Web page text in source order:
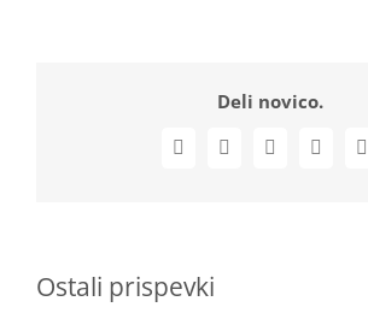
Deli novico.
Facebook
X LinkedIn
Ostali prispevki